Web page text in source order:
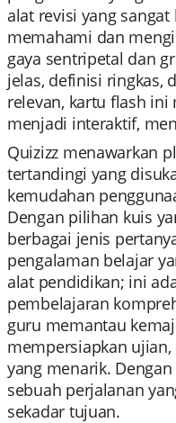
alat revisi yang
memahami dan
gaya sentripetal dan
jelas, definisi ringkas,
relevan, kartu flash
menjadi interaktif,
Quizizz menawarkan
tertandingi yang
kemudahan
Dengan pilihan kuis
berbagai jenis
pengalaman belajar
alat pendidikan; ini
pembelajaran
guru memantau
mempersiapkan
yang menarik.
sebuah perjalanan
sekadar tujuan.